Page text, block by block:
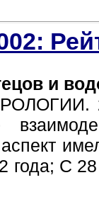
и
года; С